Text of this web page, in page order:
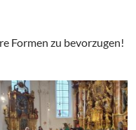
Formen zu bevorzugen!